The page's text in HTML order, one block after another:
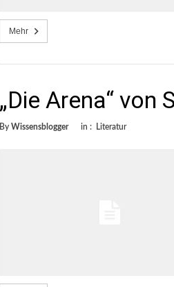
Mehr
„Die Arena“ von
By Wissensblogger in : Literatur